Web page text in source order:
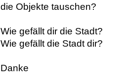
die Objekte tauschen?
Wie gefällt dir die Stadt?
Wie gefällt die Stadt dir?
Danke